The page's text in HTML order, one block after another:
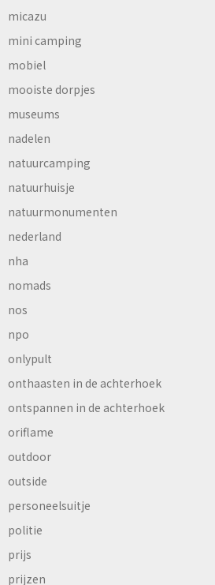
micazu
mini camping
mobiel
mooiste dorpjes
museums
nadelen
natuurcamping
natuurhuisje
natuurmonumenten
nederland
nha
nomads
nos
npo
onlypult
onthaasten in de achterhoek
ontspannen in de achterhoek
oriflame
outdoor
outside
personeelsuitje
politie
prijs
prijzen